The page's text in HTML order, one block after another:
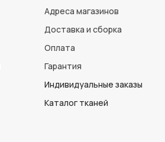
Адреса магазинов
Доставка и сборка
Оплата
Гарантия
Индивидуальные заказы
Каталог тканей